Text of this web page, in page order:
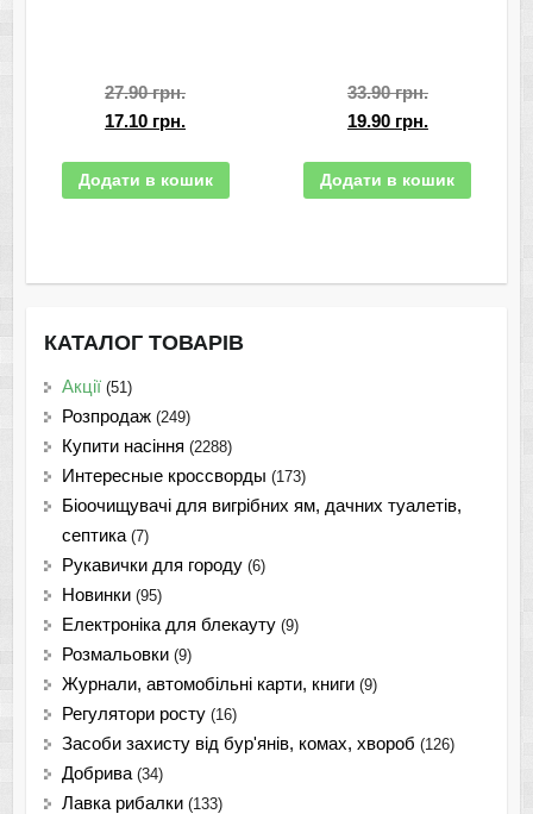
27.90грн.
17.10 грн.
Додати в кошик
33.90грн.
19.90 грн.
Додати в кошик
КАТАЛОГ ТОВАРІВ
Акції (51)
Розпродаж (249)
Купити насіння (2288)
Интересные кроссворды (173)
Біоочищувачі для вигрібних ям, дачних туалетів,
септика (7)
Рукавички для городу (6)
Новинки (95)
Електроніка для блекауту (9)
Розмальовки (9)
Журнали, автомобільні карти, книги (9)
Регулятори росту (16)
Засоби захисту від бур'янів, комах, хвороб (126)
Добрива (34)
Лавка рибалки (133)